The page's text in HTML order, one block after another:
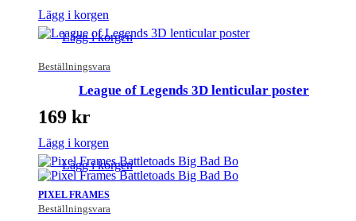
Lägg i korgen
Beställningsvara
Lägg i korgen
League of Legends 3D lenticular poster
169 kr
Lägg i korgen
PIXEL FRAMES
Beställningsvara
Lägg i korgen